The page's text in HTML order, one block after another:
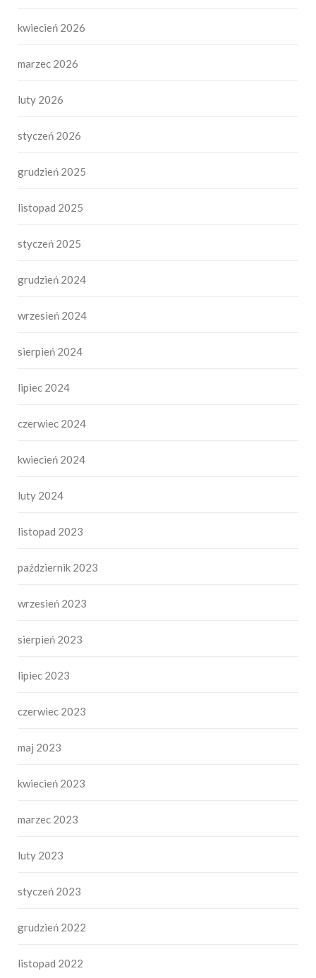
kwiecień 2026
marzec 2026
luty 2026
styczeń 2026
grudzień 2025
listopad 2025
styczeń 2025
grudzień 2024
wrzesień 2024
sierpień 2024
lipiec 2024
czerwiec 2024
kwiecień 2024
luty 2024
listopad 2023
październik 2023
wrzesień 2023
sierpień 2023
lipiec 2023
czerwiec 2023
maj 2023
kwiecień 2023
marzec 2023
luty 2023
styczeń 2023
grudzień 2022
listopad 2022